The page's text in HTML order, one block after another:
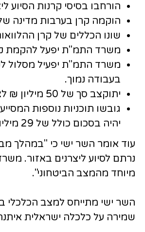
הורחבו בסיסי קרנות הסיוע
הוקמה קרן בערבות מדינה של 260 מיליון ₪ לעסקים
שונו הכללים של קרן
משרד התמ"ת יפעל להקמת
משרד התמ"ת יפעיל מסלול
בעבודה נמוך.
יתוקצב סך של 50 מיליון ₪ לצורך הקמת מרכזי מו"פ של חברות גדולות בפריפריה לתקופה של עד 3 שנים.
גובשו תוכניות נוספות
יהיה בסכום כולל של 29 מיליון ₪
עוד אומר השר ישי כי "במהלך
נרתם לסיוע ליצרנים באזור.
מיוחד מהמצב הביטחוני".
השר ישי מתייחס למצב הכלכלי
שמירה על כלכלה ישראלית